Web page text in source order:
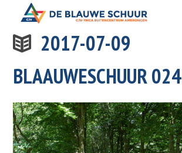
2017-07-09
BLAAUWESCHUUR 024